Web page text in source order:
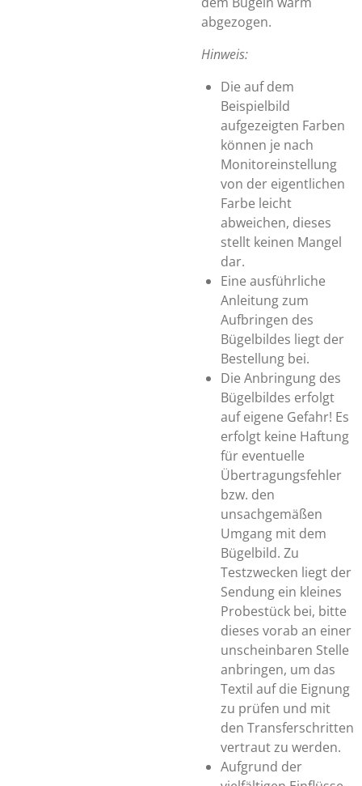
abgezogen.
Hinweis:
Die auf dem
Beispielbild
aufgezeigten Farben
können je nach
Monitoreinstellung
von der eigentlichen
Farbe leicht
abweichen, dieses
stellt keinen Mangel
dar.
Eine ausführliche
Anleitung zum
Aufbringen des
Bügelbildes liegt der
Bestellung bei.
Die Anbringung des
Bügelbildes erfolgt
auf eigene Gefahr! Es
erfolgt keine Haftung
für eventuelle
Übertragungsfehler
bzw. den
unsachgemäßen
Umgang mit dem
Bügelbild. Zu
Testzwecken liegt der
Sendung ein kleines
Probestück bei, bitte
dieses vorab an einer
unscheinbaren Stelle
anbringen, um das
Textil auf die Eignung
zu prüfen und mit
den Transferschritten
vertraut zu werden.
Aufgrund der